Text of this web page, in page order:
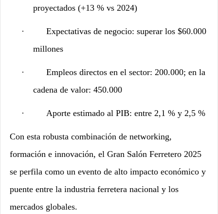
proyectados (+13 % vs 2024)
·
Expectativas de negocio: superar los $60.000
millones
·
Empleos directos en el sector: 200.000; en la
cadena de valor: 450.000
· Aporte estimado al PIB: entre 2,1 % y 2,5 %
Con esta robusta combinación de networking,
formación e innovación, el Gran Salón Ferretero 2025
se perfila como un evento de alto impacto económico y
puente entre la industria ferretera nacional y los
mercados globales.